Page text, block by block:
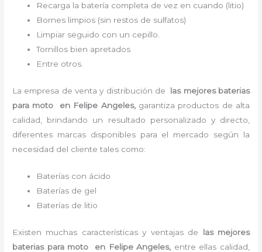
Recarga la batería completa de vez en cuando (litio)
Bornes limpios (sin restos de sulfatos)
Limpiar seguido con un cepillo.
Tornillos bien apretados
Entre otros.
La empresa de venta y distribución de
las mejores baterias
para moto
en Felipe Angeles, garantiza productos de alta
calidad, brindando un resultado personalizado y directo,
diferentes marcas disponibles para el mercado según la
necesidad del cliente tales como:
Baterías con ácido
Baterías de gel
Baterías de litio
Existen muchas características y ventajas de las mejores
baterias para moto
en Felipe Angeles, entre ellas calidad,